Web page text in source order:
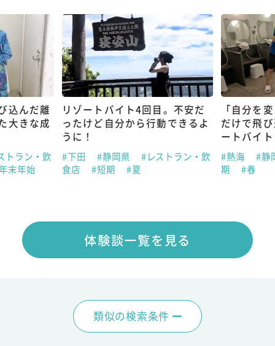
込んだ離
大きな成
トラン・飲
末年始
リゾートバイト4回目。不安だ
ったけど自分から行動できるよ
うに！
#下田 #静岡県
#レストラン・飲
食店
#短期 #夏
「自分を
だけで飛
ートバイト
#熱海
#静
期
#春
体験談一覧を見る
類似の検索条件